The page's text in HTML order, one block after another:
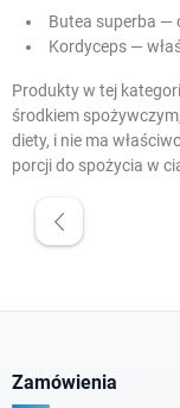
Krótka data
Butea superba —
Kordyceps —
Produkty w tej
środkiem
diety, i nie ma
porcji do spożycia w
Zamówienia